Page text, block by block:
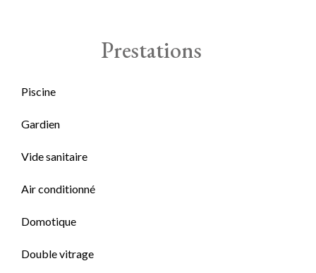
Prestations
Piscine
Gardien
Vide sanitaire
Air conditionné
Domotique
Double vitrage